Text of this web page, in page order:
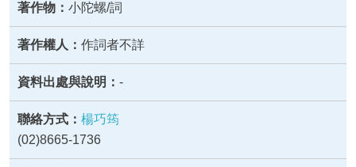
小陀螺/詞
作詞者不詳
-
楊巧筠
(02)8665-1736